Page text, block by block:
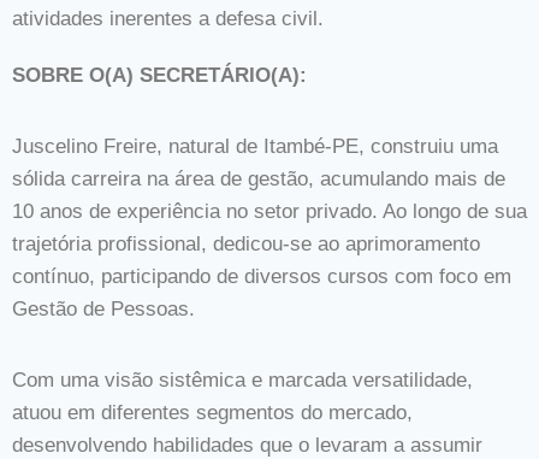
atividades inerentes a defesa civil.
SOBRE O(A) SECRETÁRIO(A):
Juscelino Freire, natural de Itambé-PE, construiu uma
sólida carreira na área de gestão, acumulando mais de
10 anos de experiência no setor privado. Ao longo de sua
trajetória profissional, dedicou-se ao aprimoramento
contínuo, participando de diversos cursos com foco em
Gestão de Pessoas.
Com uma visão sistêmica e marcada versatilidade,
atuou em diferentes segmentos do mercado,
desenvolvendo habilidades que o levaram a assumir